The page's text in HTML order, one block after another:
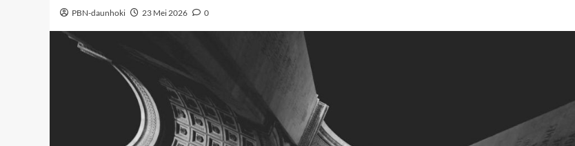
PBN-daunhoki 23 Mei 2026 0